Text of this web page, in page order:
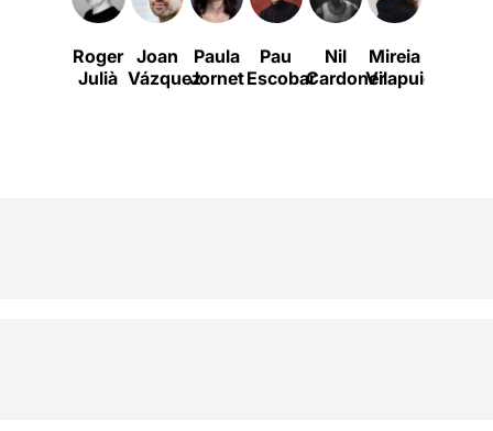
Roger
Julià
Joan
Vázquez
Paula
Jornet
Pau
Escobar
Nil
Cardoner
Mireia
Vilapuig